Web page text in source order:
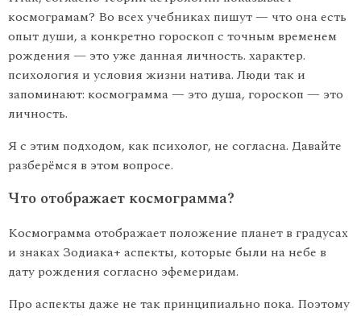
космограмам? Во всех учебниках пишут — что она есть
опыт души, а конкретно гороскоп с точным временем
рождения — это уже данная личность. характер.
психология и условия жизни натива. Люди так и
запоминают: космограмма — это душа, гороскоп — это
личность.
Я с этим подходом, как психолог, не согласна. Давайте
разберёмся в этом вопросе.
Что отображает космограмма?
Космограмма отображает положение планет в градусах
и знаках Зодиака+ аспекты, которые были на небе в
дату рождения согласно эфемеридам.
Про аспекты даже не так принципиально пока. Поэтому